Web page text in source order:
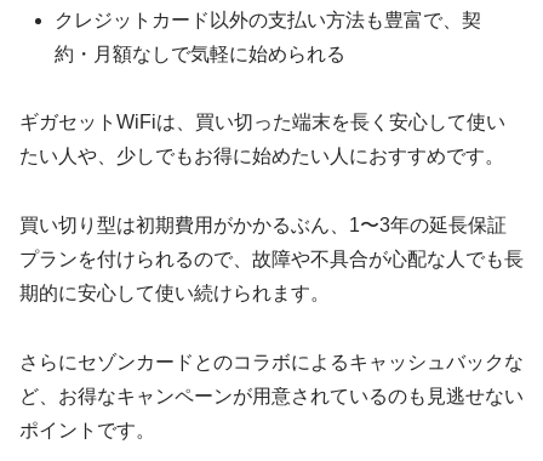
クレジットカード以外の支払い方法も豊富で、契
約・月額なしで気軽に始められる
ギガセットWiFiは、買い切った端末を長く安心して使い
たい人や、少しでもお得に始めたい人におすすめです。
買い切り型は初期費用がかかるぶん、1〜3年の延長保証
プランを付けられるので、故障や不具合が心配な人でも長
期的に安心して使い続けられます。
さらにセゾンカードとのコラボによるキャッシュバックな
ど、お得なキャンペーンが用意されているのも見逃せない
ポイントです。